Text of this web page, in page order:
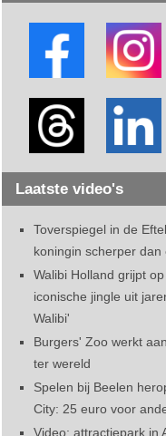
Laatste video's
Toverspiegel in de
koningin scherper dan
Walibi Holland grijpt
iconische jingle uit
Walibi'
Burgers' Zoo werkt
ter wereld
Spelen bij Beelen
City: 25 euro voor
Video: attractiepark in